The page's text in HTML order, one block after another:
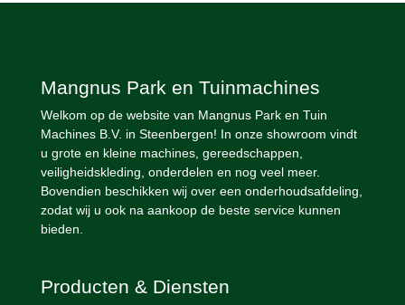
Mangnus Park en Tuinmachines
Welkom op de website van Mangnus Park en Tuin
Machines B.V. in Steenbergen! In onze showroom vindt
u grote en kleine machines, gereedschappen,
veiligheidskleding, onderdelen en nog veel meer.
Bovendien beschikken wij over een onderhoudsafdeling,
zodat wij u ook na aankoop de beste service kunnen
bieden.
Producten & Diensten